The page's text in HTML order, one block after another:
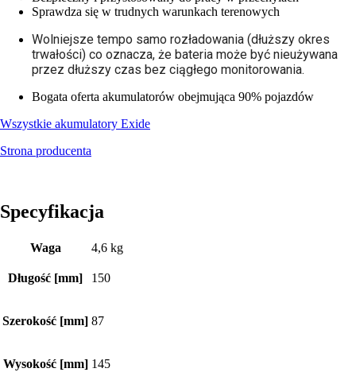
Sprawdza się w trudnych warunkach terenowych
Wolniejsze tempo samo rozładowania (dłuższy okres
trwałości) co oznacza, że bateria może być nieużywana
przez dłuższy czas bez ciągłego monitorowania.
Bogata oferta akumulatorów obejmująca 90% pojazdów
Wszystkie akumulatory Exide
Strona producenta
Specyfikacja
Waga 4,6 kg
Długość [mm] 150
Szerokość [mm] 87
Wysokość [mm] 145